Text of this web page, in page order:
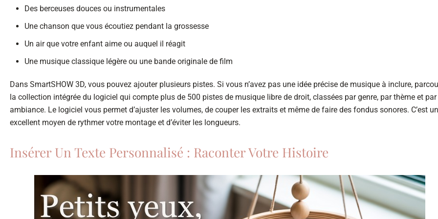
Des berceuses douces ou instrumentales
Une chanson que vous écoutiez pendant la grossesse
Un air que votre enfant aime ou auquel il réagit
Une musique classique légère ou une bande originale de film
Dans SmartSHOW 3D, vous pouvez ajouter plusieurs pistes. Si vous n’avez pas une idée précise de musique à inclure,
la collection intégrée du logiciel qui compte plus de 500 pistes de musique libre de droit, classées par genre, par thème et par
ambiance. Le logiciel vous permet d’ajuster les volumes, de couper les extraits et même de faire des fondus sonores. C’est un
excellent moyen de rythmer votre montage et d’éviter les longueurs.
Insérer Un Texte Personnalisé : Raconter Votre Histoire